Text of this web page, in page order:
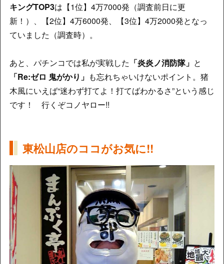
キングTOP3は【1位】4万7000発（調査前日に更
新！）、【2位】4万6000発、【3位】4万2000発となっ
ていました（調査時）。
あと、パチンコでは私が実戦した 「炎炎ノ消防隊」 と
「Re:ゼロ 鬼がかり」 も忘れちゃいけないポイント。猪
木風にいえば“迷わず打てよ！打てばわかるさ”という感じ
です！ 行くぞコノヤロー!!
東松山店のココがお気に!!